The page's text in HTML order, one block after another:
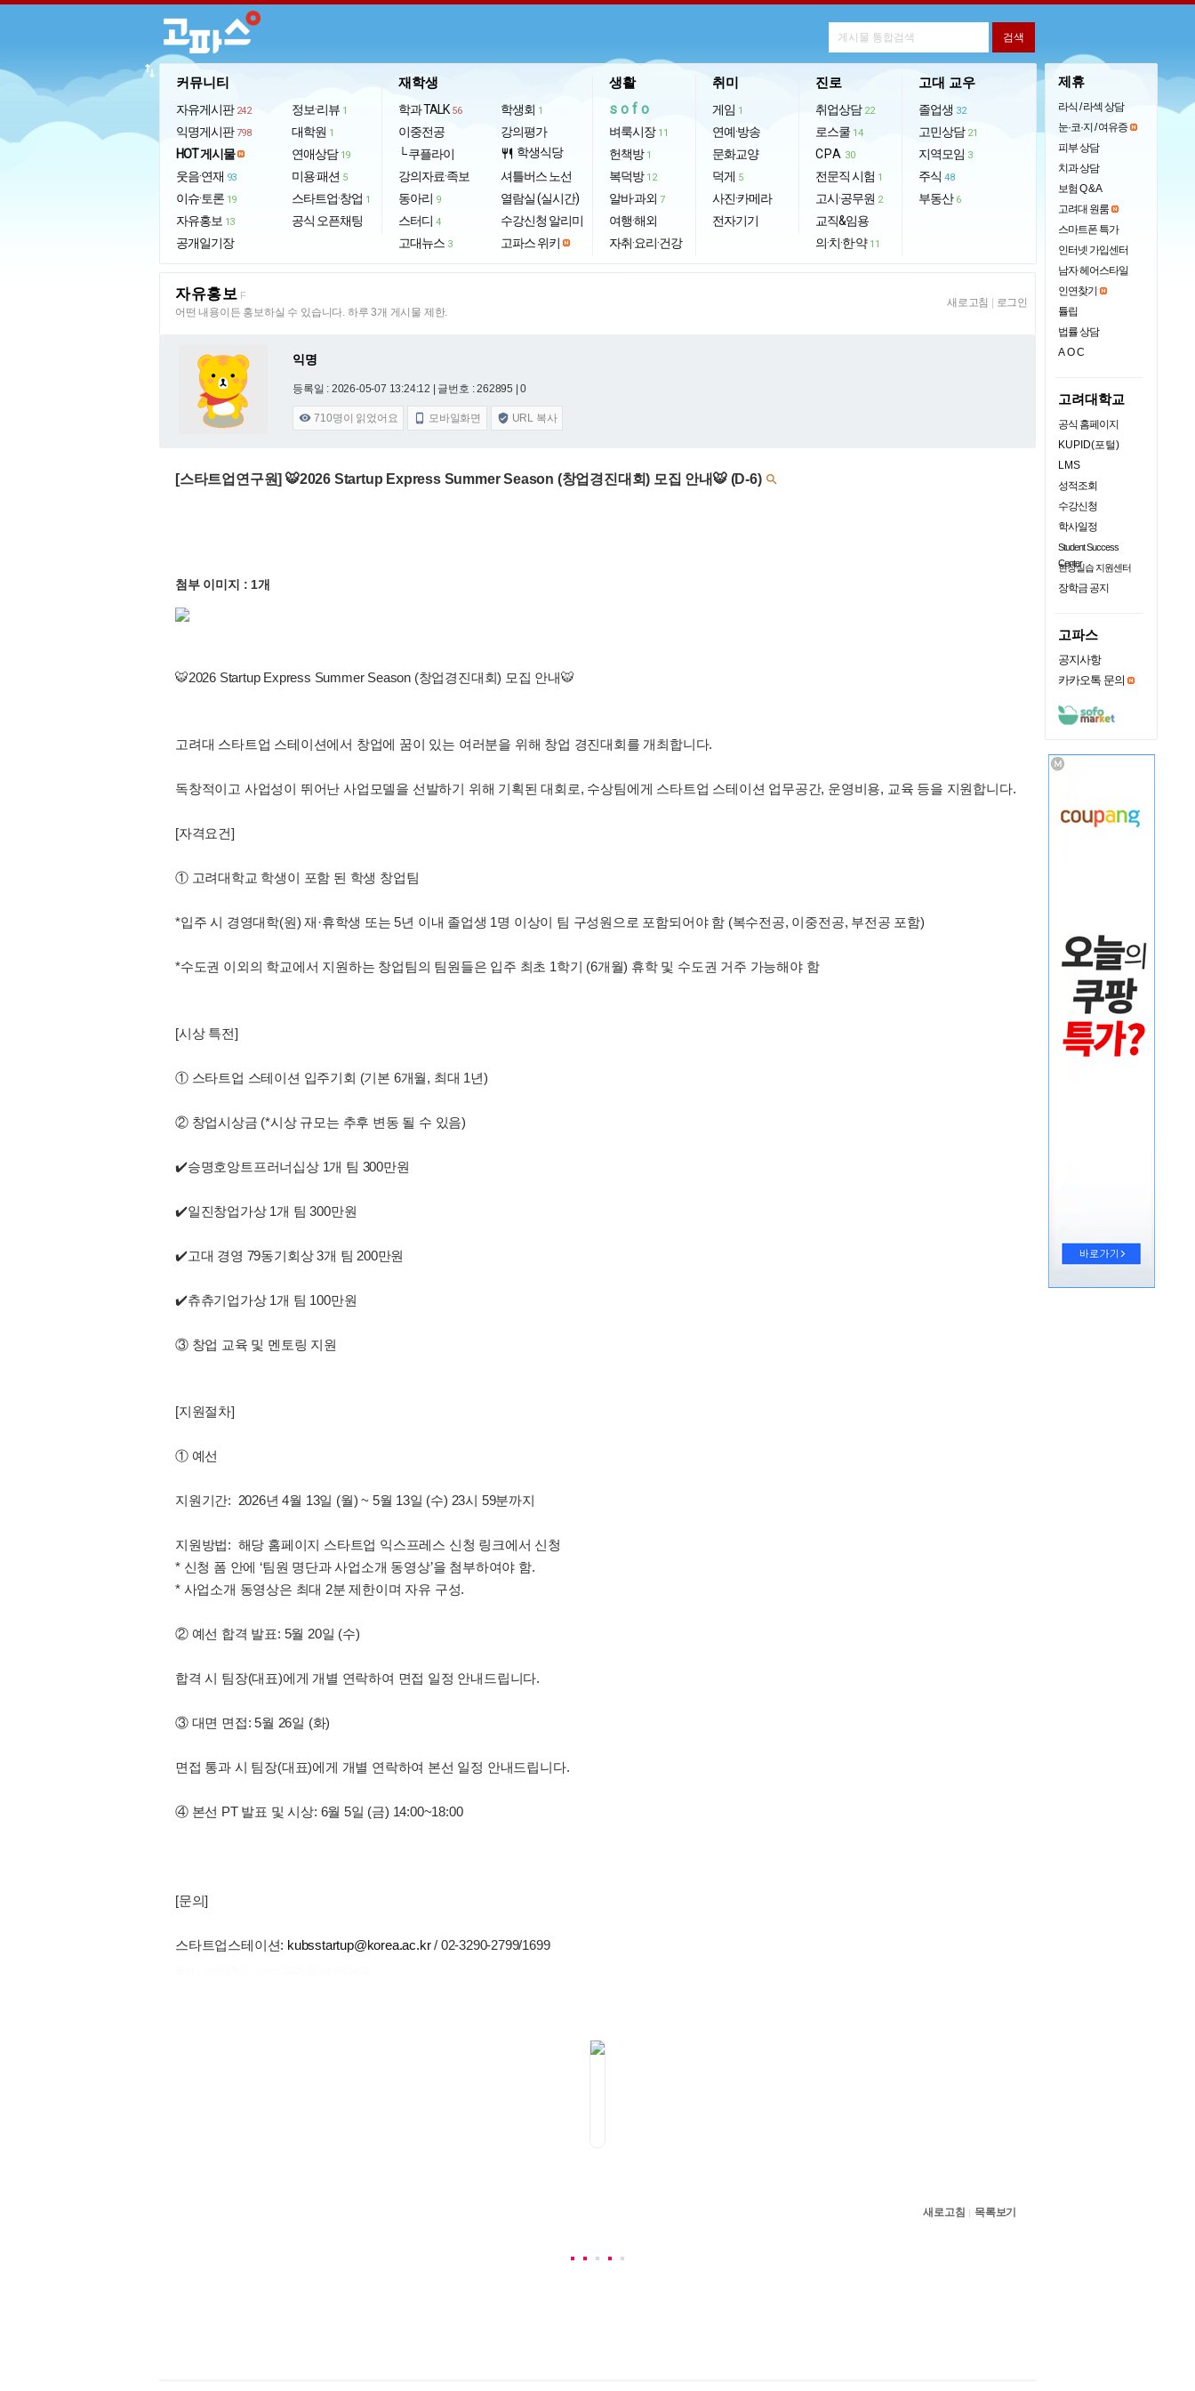
커뮤니티
자유게시판 242
익명게시판 798
HOT 게시물
웃음·연재 93
이슈·토론 19
자유홍보 13
공개일기장
정보·리뷰 1
대학원 1
연애상담 19
미용·패션 5
스타트업·창업 1
공식 오픈채팅
재학생
학과 TALK 56
이중전공
└ 쿠플라이
강의자료·족보
동아리 9
스터디 4
고대뉴스 3
학생회 1
강의평가
restaurant 학생식당
셔틀버스 노선
열람실 (실시간)
수강신청 알리미
고파스 위키
생활
sofo
벼룩시장 11
헌책방 1
복덕방 12
알바·과외 7
여행·해외
자취·요리·건강
취미
게임 1
연예·방송
문화교양
덕게 5
사진·카메라
전자기기
진로
취업상담 22
로스쿨 14
CPA 30
전문직 시험 1
고시·공무원 2
교직&임용
의·치·한·약 11
고대 교우
졸업생 32
고민상담 21
지역모임 3
주식 48
부동산 6
import_export
자유홍보 F
어떤 내용이든 홍보하실 수 있습니다. 하루 3개 게시물 제한.
새로고침 로그인
익명
등록일 : 2026-05-07 13:24:12 | 글번호 : 262895 | 0
 710명이 읽었어요  모바일화면  URL 복사
[스타트업연구원] 🐯2026 Startup Express Summer Season (창업경진대회) 모집 안내🐯 (D-6) 
첨부 이미지 : 1개
🐯2026 Startup Express Summer Season (창업경진대회) 모집 안내🐯
고려대 스타트업 스테이션에서 창업에 꿈이 있는 여러분을 위해 창업 경진대회를 개최합니다.
독창적이고 사업성이 뛰어난 사업모델을 선발하기 위해 기획된 대회로, 수상팀에게 스타트업 스테이션 업무공간, 운영비용, 교육 등을 지원합니다.
[자격요건]
① 고려대학교 학생이 포함 된 학생 창업팀
*입주 시 경영대학(원) 재·휴학생 또는 5년 이내 졸업생 1명 이상이 팀 구성원으로 포함되어야 함 (복수전공, 이중전공, 부전공 포함)
*수도권 이외의 학교에서 지원하는 창업팀의 팀원들은 입주 최초 1학기 (6개월) 휴학 및 수도권 거주 가능해야 함
[시상 특전]
① 스타트업 스테이션 입주기회 (기본 6개월, 최대 1년)
② 창업시상금 (*시상 규모는 추후 변동 될 수 있음)
✔️승명호앙트프러너십상 1개 팀 300만원
✔️일진창업가상 1개 팀 300만원
✔️고대 경영 79동기회상 3개 팀 200만원
✔️츄츄기업가상 1개 팀 100만원
③ 창업 교육 및 멘토링 지원
[지원절차]
① 예선
지원기간: 2026년 4월 13일 (월) ~ 5월 13일 (수) 23시 59분까지
지원방법: 해당 홈페이지 스타트업 익스프레스 신청 링크에서 신청
* 신청 폼 안에 ‘팀원 명단과 사업소개 동영상’을 첨부하여야 함.
* 사업소개 동영상은 최대 2분 제한이며 자유 구성.
② 예선 합격 발표: 5월 20일 (수)
합격 시 팀장(대표)에게 개별 연락하여 면접 일정 안내드립니다.
③ 대면 면접: 5월 26일 (화)
면접 통과 시 팀장(대표)에게 개별 연락하여 본선 일정 안내드립니다.
④ 본선 PT 발표 및 시상: 6월 5일 (금) 14:00~18:00
[문의]
스타트업스테이션: kubsstartup@korea.ac.kr/ 02-3290-2799/1699
새로고침 | 목록보기
제휴
라식 / 라섹 상담
눈·코·지 / 여유증
피부 상담
치과 상담
보험 Q & A
고려대 원룸
스마트폰 특가
인터넷 가입센터
남자 헤어스타일
인연찾기
튤립
법률 상담
AOC
고려대학교
공식 홈페이지
KUPID(포털)
LMS
성적조회
수강신청
학사일정
Student Success
Center
현장실습 지원센터
장학금 공지
고파스
공지사항
카카오톡 문의